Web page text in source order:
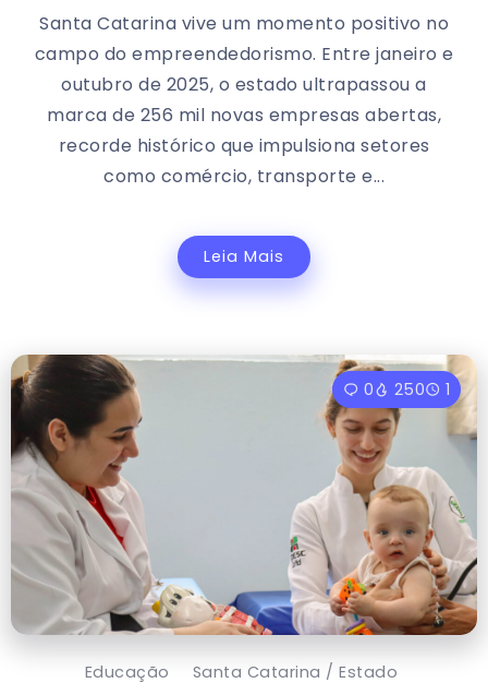
Santa Catarina vive um momento positivo no
campo do empreendedorismo. Entre janeiro e
outubro de 2025, o estado ultrapassou a
marca de 256 mil novas empresas abertas,
recorde histórico que impulsiona setores
como comércio, transporte e...
Leia Mais
0 250 1
Educação Santa Catarina / Estado